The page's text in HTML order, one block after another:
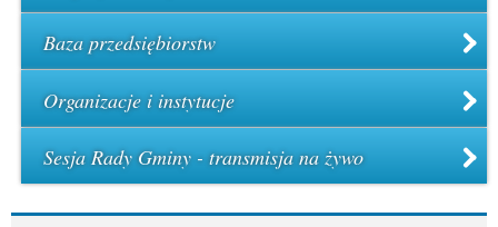
Baza przedsiębiorstw
Organizacje i instytucje
Sesja Rady Gminy - transmisja na żywo